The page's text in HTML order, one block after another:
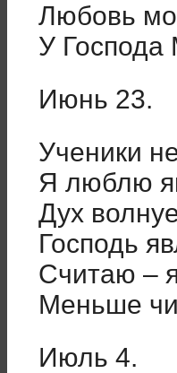
Любовь
У Господа
Июнь 23.
Ученики
Я люблю
Дух
Господь
Считаю –
Меньше
Июль 4.